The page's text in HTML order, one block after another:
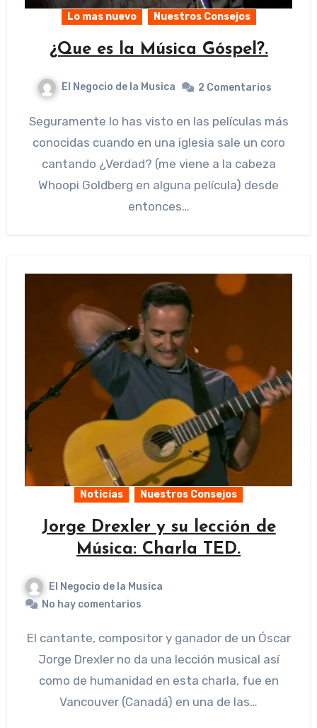
Lo mas nuevo Nuestros Consejos
¿Que es la Música Góspel?.
El Negocio de la Musica 2 Comentarios
Seguramente lo has visto en las películas más
conocidas cuando en una iglesia sale un coro
cantando ¿Verdad? (me viene a la cabeza
Whoopi Goldberg en alguna película) desde
entonces…
Noticias Nuestros Consejos
Jorge Drexler y su lección de
Música: Charla TED.
El Negocio de la Musica
No hay comentarios
El cantante, compositor y ganador de un Óscar
Jorge Drexler no da una lección musical así
como de humanidad en esta charla, fue en
Vancouver (Canadá) en una de las…